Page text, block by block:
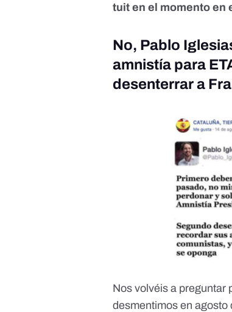
tuit en el momento en
No, Pablo
amnistía para
desenterrar a
Nos volvéis a preguntar
desmentimos en agosto